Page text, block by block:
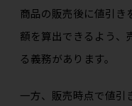
商品の販売後に値引き
額を算出できるよう、
る義務があります。
一方、販売時点で値引